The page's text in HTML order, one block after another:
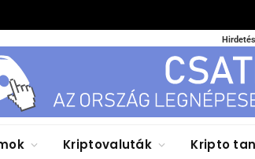
Hirdetés
Kriptovaluták Kripto